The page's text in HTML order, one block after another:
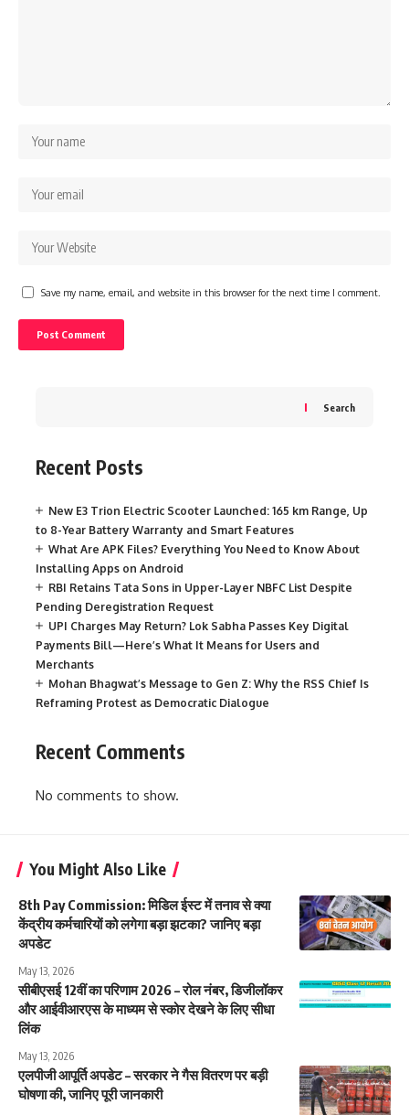
Save my name, email, and website in this browser for the next time I comment.
Search
Recent Posts
New E3 Trion Electric Scooter Launched: 165 km Range, Up
to 8-Year Battery Warranty and Smart Features
What Are APK Files? Everything You Need to Know About
Installing Apps on Android
RBI Retains Tata Sons in Upper-Layer NBFC List Despite
Pending Deregistration Request
UPI Charges May Return? Lok Sabha Passes Key Digital
Payments Bill—Here’s What It Means for Users and
Merchants
Mohan Bhagwat’s Message to Gen Z: Why the RSS Chief Is
Reframing Protest as Democratic Dialogue
Recent Comments
No comments to show.
You Might Also Like
8th Pay Commission: मिडिल ईस्ट में तनाव से क्या
केंद्रीय कर्मचारियों को लगेगा बड़ा झटका? जानिए बड़ा
अपडेट
May 13, 2026
सीबीएसई 12वीं का परिणाम 2026 – रोल नंबर, डिजीलॉकर
और आईवीआरएस के माध्यम से स्कोर देखने के लिए सीधा
लिंक
May 13, 2026
एलपीजी आपूर्ति अपडेट – सरकार ने गैस वितरण पर बड़ी
घोषणा की, जानिए पूरी जानकारी